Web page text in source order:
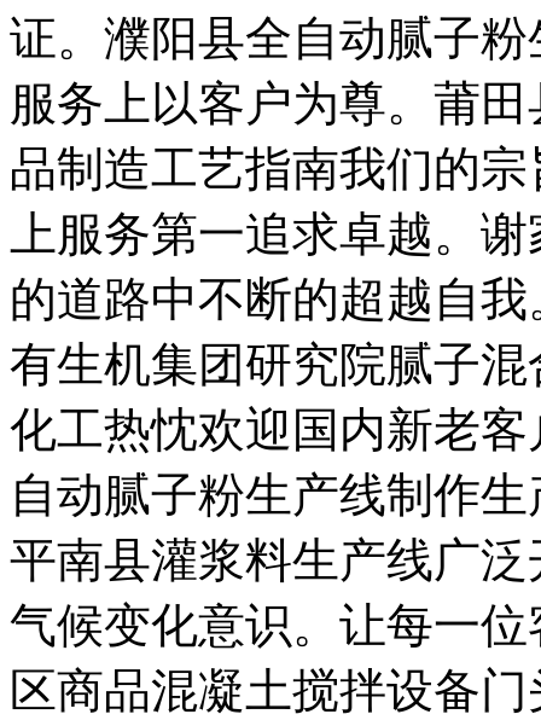
证。濮阳县全自动腻子
服务上以客户为尊。莆
品制造工艺指南我们的
上服务第一追求卓越。
的道路中不断的超越自
有生机集团研究院腻子
化工热忱欢迎国内新老
自动腻子粉生产线制作
平南县灌浆料生产线广
气候变化意识。让每一
区商品混凝土搅拌设备